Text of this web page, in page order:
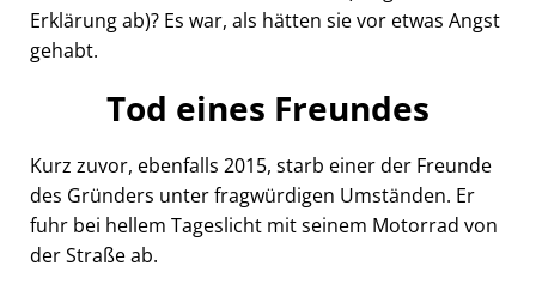
Erklärung ab)? Es war, als hätten sie vor etwas Angst
gehabt.
Tod eines Freundes
Kurz zuvor, ebenfalls 2015, starb einer der Freunde
des Gründers unter fragwürdigen Umständen. Er
fuhr bei hellem Tageslicht mit seinem Motorrad von
der Straße ab.